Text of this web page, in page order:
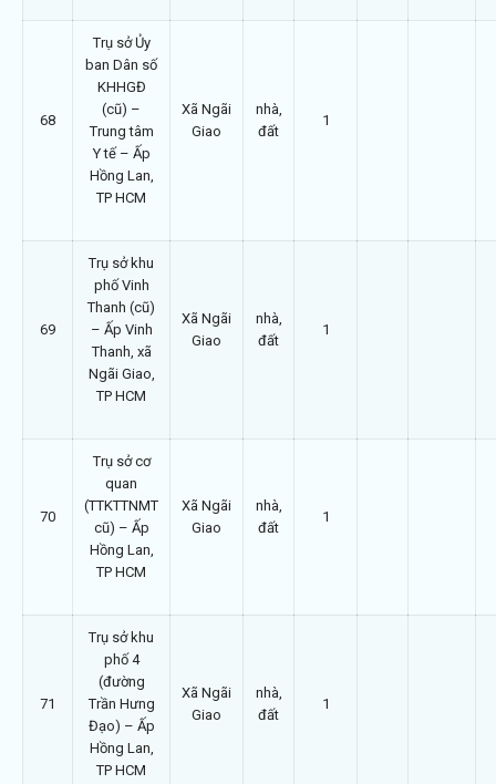
68
Trụ sở Ủy
ban Dân số
KHHGĐ
(cũ) –
Trung tâm
Y tế – Ấp
Hồng Lan,
TP HCM
Xã Ngãi
Giao
nhà,
đất
1
69
Trụ sở khu
phố Vinh
Thanh (cũ)
– Ấp Vinh
Thanh, xã
Ngãi Giao,
TP HCM
Xã Ngãi
Giao
nhà,
đất
1
70
Trụ sở cơ
quan
(TTKTTNMT
cũ) – Ấp
Hồng Lan,
TP HCM
Xã Ngãi
Giao
nhà,
đất
1
71
Trụ sở khu
phố 4
(đường
Trần Hưng
Đạo) – Ấp
Hồng Lan,
TP HCM
Xã Ngãi
Giao
nhà,
đất
1